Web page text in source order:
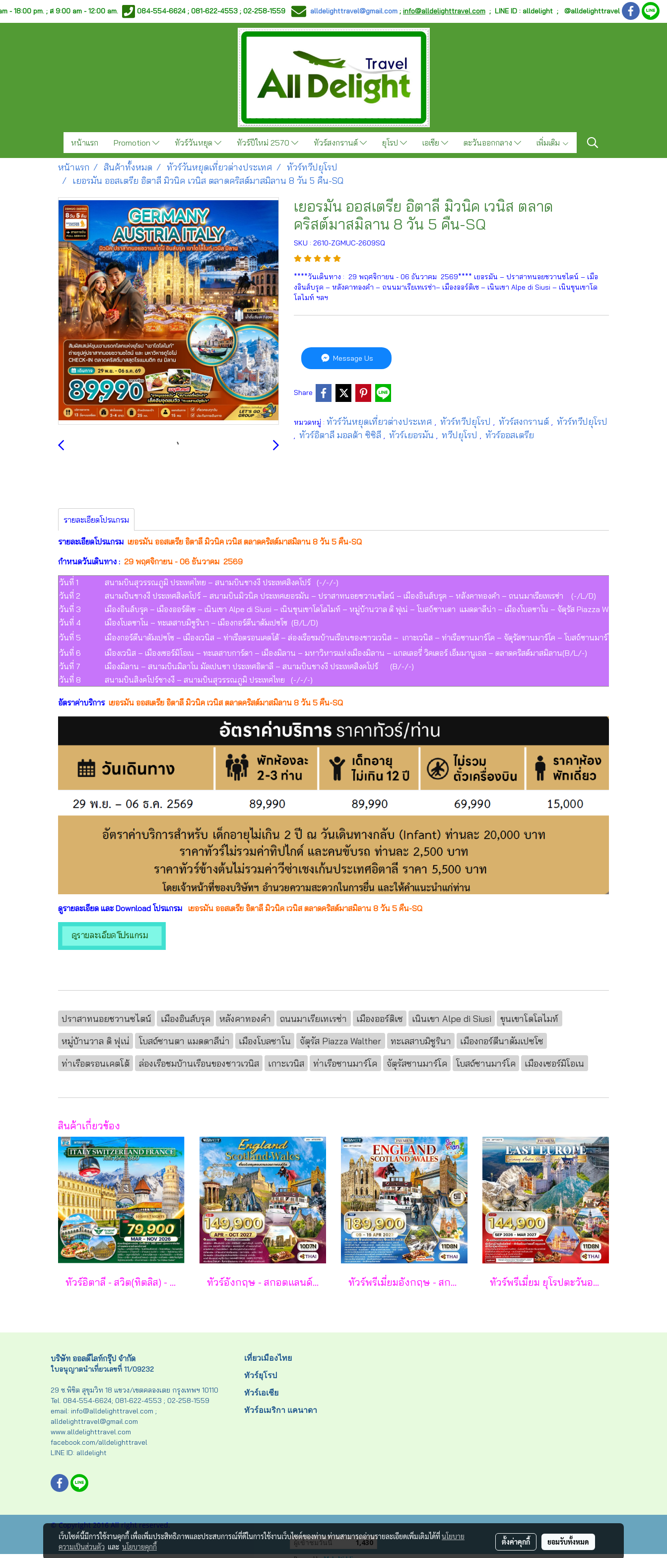
- 18:00 pm. ;ส 9:00 am - 12:00 am. 084-554-6624 ; 081-622-4553 ; 02-258-1559 alldelighttravel@gmail.com ; info@alldelighttravel.com ; LINE ID : alldelight ; @alldelighttravel
หน้าแรก Promotion ทัวร์วันหยุด ทัวร์ปีใหม่ 2570 ทัวร์สงกรานต์ ยุโรป เอเชีย ตะวันออกกลาง เพิ่มเติม
หน้าแรก สินค้าทั้งหมด ทัวร์วันหยุดเที่ยวต่างประเทศ
ทัวร์ทวีปยุโรป
เยอรมัน ออสเตรีย อิตาลี มิวนิค เวนิส ตลาดคริสต์มาสมิลาน 8 วัน 5 คืน-SQ
เยอรมัน ออสเตรีย อิตาลี มิวนิค เวนิส ตลาด
คริสต์มาสมิลาน 8 วัน 5 คืน-SQ
SKU : 2610-ZGMUC-2609SQ
****วันเดินทาง : 29 พฤศจิกายน - 06 ธันวาคม 2569**** เยอรมัน – ปราสาทนอยชวานซไตน์ – เมือ
งอินส์บรุค – หลังคาทองคำ – ถนนมาเรียเทเรซ่า– เมืองออร์ติเซ – เนินเขา Alpe di Siusi – เนินขุนเขาโด
โลไมท์ ฯลฯ
Message Us
Share
หมวดหมู่ : ทัวร์วันหยุดเที่ยวต่างประเทศ ทัวร์ทวีปยุโรป ทัวร์สงกรานต์ ทัวร์ทวีปยุโรป
ทัวร์อิตาลี มอลต้า ซิซิลี ทัวร์เยอรมัน ทวีปยุโรป ทัวร์ออสเตรีย
รายละเอียดโปรแกรม
รายละเอียดโปรแกรม เยอรมัน ออสเตรีย อิตาลี มิวนิค เวนิส ตลาดคริสต์มาสมิลาน 8 วัน 5 คืน-SQ
กำหนดวันเดินทาง : 29 พฤศจิกายน - 06 ธันวาคม 2569
วันที่ 1
สนามบินสุวรรณภูมิ ประเทศไทย – สนามบินชางงี ประเทศสิงคโปร์ (-/-/-)
วันที่ 2
สนามบินชางงี ประเทศสิงคโปร์ – สนามบินมิวนิค ประเทศเยอรมัน – ปราสาทนอยชวานซไตน์ – เมืองอินส์บรุค – หลังคาทองคำ – ถนนมาเรียเทเรซ่า (-/L/D)
วันที่ 3
เมืองอินส์บรุค – เมืองออร์ติเซ – เนินเขา Alpe di Siusi – เนินขุนเขาโดโลไมท์ – หมู่บ้านวาล ดิ ฟุเน่ – โบสถ์ซานตา แมดดาลีน่า – เมืองโบลซาโน – จัตุรัส Piazza Walther (B/L/-)
วันที่ 4
เมืองโบลซาโน – ทะเลสาบมิซูรินา – เมืองกอร์ตีนาดัมเปซโซ (B/L/D)
วันที่ 5
เมืองกอร์ตีนาดัมเปซโซ – เมืองเวนิส – ท่าเรือตรอนเคตโต้ – ล่องเรือชมบ้านเรือนของชาวเวนิส – เกาะเวนิส – ท่าเรือซานมาร์โค – จัตุรัสซานมาร์โค – โบสถ์ซานมาร์โค (B/L/D)
วันที่ 6
เมืองเวนิส – เมืองเซอร์มิโอเน – ทะเลสาบการ์ดา – เมืองมิลาน – มหาวิหารแห่งเมืองมิลาน – แกลเลอรี่ วิคเตอร์ เอ็มมานูเอล – ตลาดคริสต์มาสมิลาน(B/L/-)
วันที่ 7
เมืองมิลาน – สนามบินมิลาโน มัลเปนซา ประเทศอิตาลี – สนามบินชางงี ประเทศสิงคโปร์ (B/-/-)
วันที่ 8
สนามบินสิงคโปร์ชางงี – สนามบินสุวรรณภูมิ ประเทศไทย (-/-/-)
อัตราค่าบริการเยอรมัน ออสเตรีย อิตาลี มิวนิค เวนิส ตลาดคริสต์มาสมิลาน 8 วัน 5 คืน-SQ
ดูรายละเอียด และ Download โปรแกรม เยอรมัน ออสเตรีย อิตาลี มิวนิค เวนิส ตลาดคริสต์มาสมิลาน 8 วัน 5 คืน-SQ
ปราสาทนอยชวานซไตน์ เมืองอินส์บรุค หลังคาทองคำ ถนนมาเรียเทเรซ่า เมืองออร์ติเซ เนินเขา Alpe di Siusi
ขุนเขาโดโลไมท์
หมู่บ้านวาล ดิ ฟุเน่
โบสถ์ซานตา แมดดาลีน่า เมืองโบลซาโน จัตุรัส Piazza Walther ทะเลสาบมิซูรินา
เมืองกอร์ตีนาดัมเปซโซ
ท่าเรือตรอนเคตโต้
ล่องเรือชมบ้านเรือนของชาวเวนิส เกาะเวนิส ท่าเรือซานมาร์โค จัตุรัสซานมาร์โค โบสถ์ซานมาร์โค เมืองเซอร์มิโอเน
สินค้าเกี่ยวข้อง
ทัวร์อิตาลี - สวิต(ทิตลิส) - ฝรั่งเศส 10 วัน -SV ทัวร์อังกฤษ - สกอตแลนด์ - เวลส์ 10 วัน - TG ทัวร์พรีเมี่ยมอังกฤษ - สกอตแลนด์ -เวลล์ 11 วัน - TG ทัวร์พรีเมี่ยม ยุโรปตะวันออก พักหมู่บ้านฮัลล์สตัทท์ 11วัน 8คืน - TG
บริษัท ออลดีไลท์กรุ๊ป จำกัด
ใบอนุญาตนำเที่ยวเลขที่ 11/09232
29 ซ.พิชิต สุขุมวิท 18 แขวง/เขตคลองเตย กรุงเทพฯ 10110
Tel. 084-554-6624; 081-622-4553 ; 02-258-1559
email: info@alldelighttravel.com ;
alldelighttravel@gmail.com
www.alldelighttravel.com
facebook.com/alldelighttravel
LINE ID: alldelight
เที่ยวเมืองไทย
ทัวร์ยุโรป
ทัวร์เอเชีย
ทัวร์อเมริกา แคนาดา
© Copyright 2016 All right reserved.
ผู้เข้าชมวันนี้
1,430
เว็บไซต์นี้มีการใช้งานคุกกี้ เพื่อเพิ่มประสิทธิภาพและประสบการณ์ที่ดีในการใช้งานเว็บไซต์ของท่าน ท่านสามารถอ่านรายละเอียดเพิ่มเติมได้ที่นโยบาย
ความเป็นส่วนตัว และ นโยบายคุกกี้
ตั้งค่าคุกกี้ ยอมรับทั้งหมด